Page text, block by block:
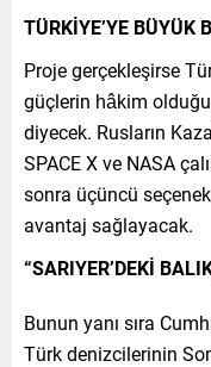
TÜRKİYE’YE BÜYÜK
Proje gerçekleşirse
güçlerin hâkim olduğu
diyecek. Rusların
SPACE X ve NASA
sonra üçüncü
avantaj sağlayacak.
“SARIYER’DEKİ
Bunun yanı sıra
Türk denizcilerinin